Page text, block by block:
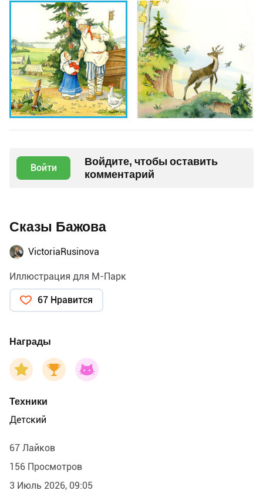
Войти
Войдите, чтобы оставить
комментарий
Сказы Бажова
VictoriaRusinova
Иллюстрация для М-Парк
67 Нравится
Награды
Техники
Детский
67 Лайков
156 Просмотров
3 Июль 2026, 09:05